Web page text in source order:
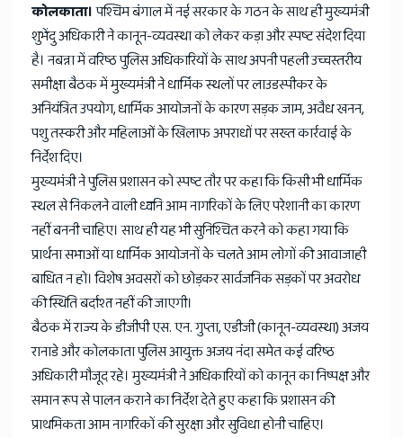
कोलकाता।पश्चिम बंगाल में नई सरकार के गठन के साथ ही मुख्यमंत्री
शुभेंदु अधिकारी ने कानून-व्यवस्था को लेकर कड़ा और स्पष्ट संदेश दिया
है। नबन्ना में वरिष्ठ पुलिस अधिकारियों के साथ अपनी पहली उच्चस्तरीय
समीक्षा बैठक में मुख्यमंत्री ने धार्मिक स्थलों पर लाउडस्पीकर के
अनियंत्रित उपयोग, धार्मिक आयोजनों के कारण सड़क जाम, अवैध खनन,
पशु तस्करी और महिलाओं के खिलाफ अपराधों पर सख्त कार्रवाई के
निर्देश दिए।
मुख्यमंत्री ने पुलिस प्रशासन को स्पष्ट तौर पर कहा कि किसी भी धार्मिक
स्थल से निकलने वाली ध्वनि आम नागरिकों के लिए परेशानी का कारण
नहीं बननी चाहिए। साथ ही यह भी सुनिश्चित करने को कहा गया कि
प्रार्थना सभाओं या धार्मिक आयोजनों के चलते आम लोगों की आवाजाही
बाधित न हो। विशेष अवसरों को छोड़कर सार्वजनिक सड़कों पर अवरोध
की स्थिति बर्दाश्त नहीं की जाएगी।
बैठक में राज्य के डीजीपी एस. एन. गुप्ता, एडीजी (कानून-व्यवस्था) अजय
रानाडे और कोलकाता पुलिस आयुक्त अजय नंदा समेत कई वरिष्ठ
अधिकारी मौजूद रहे। मुख्यमंत्री ने अधिकारियों को कानून का निष्पक्ष और
समान रूप से पालन कराने का निर्देश देते हुए कहा कि प्रशासन की
प्राथमिकता आम नागरिकों की सुरक्षा और सुविधा होनी चाहिए।